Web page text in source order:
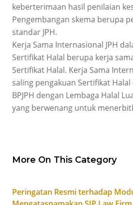
keberterimaan hasil penilaian
Pengembangan skema berupa
standar JPH.
Kerja Sama Internasional JPH
Sertifikat Halal berupa kerja
Sertifikat Halal. Kerja Sama
saling pengakuan Sertifikat
BPJPH dengan Lembaga Halal
yang berwenang untuk
More On This Category
Peringatan Resmi terhadap